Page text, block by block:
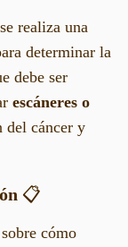
realiza una
determinar la
debe ser
escáneres o
del cáncer y
📋
cómo